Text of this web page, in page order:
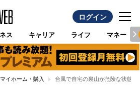
ログイン
ス キャリア ライフ マネー
マイホーム・購入 台風で自宅の裏山が危険な状態